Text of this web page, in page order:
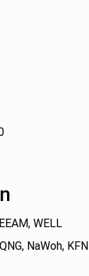
WELL
NaWoh, KFN